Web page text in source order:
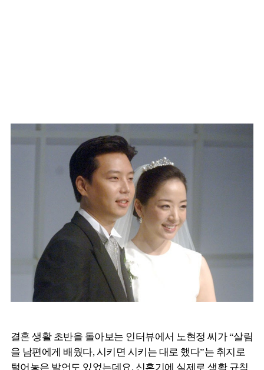
결혼 생활 초반을 돌아보는 인터뷰에서 노현정 씨가 “살림
을 남편에게 배웠다, 시키면 시키는 대로 했다”는 취지로
털어놓은 발언도 있었는데요. 신혼기에 실제로 생활 규칙